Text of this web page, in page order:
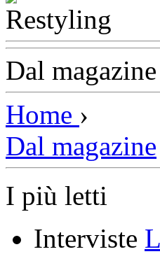
Dal magazine
Home ›
Dal magazine
I più letti
Interviste